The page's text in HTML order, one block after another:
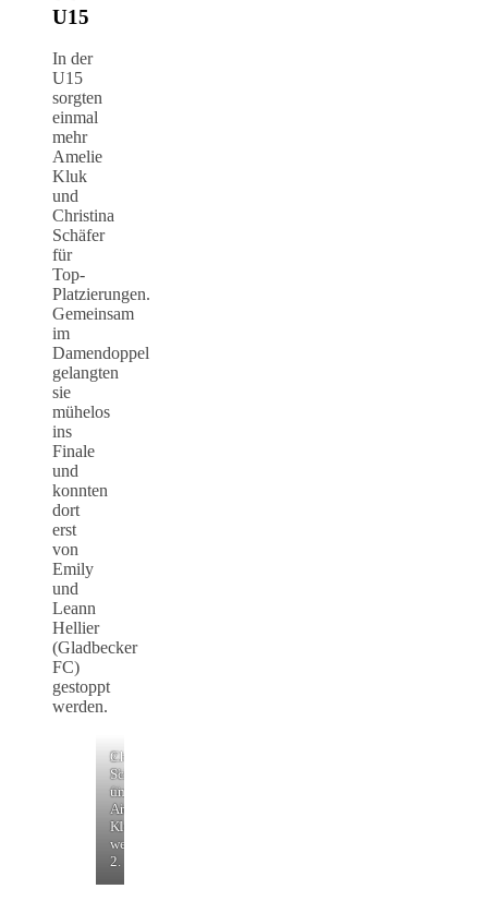
U15
In der
U15
sorgten
einmal
mehr
Amelie
Kluk
und
Christina
Schäfer
für
Top-
Platzierungen.
Gemeinsam
im
Damendoppel
gelangten
sie
mühelos
ins
Finale
und
konnten
dort
erst
von
Emily
und
Leann
Hellier
(Gladbecker
FC)
gestoppt
werden.
2.
Platz
für
Alexander
Mentzel
Christina
Schäfer
und
Amelie
Kluk
werden
2.